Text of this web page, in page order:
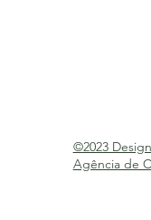
©2023
Agência de